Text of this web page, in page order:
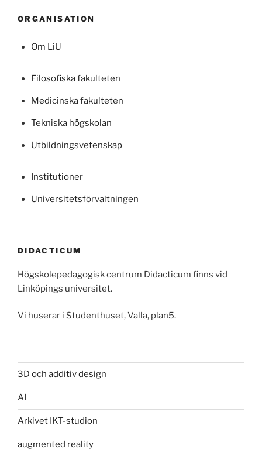
ORGANISATION
Om LiU
Filosofiska fakulteten
Medicinska fakulteten
Tekniska högskolan
Utbildningsvetenskap
Institutioner
Universitetsförvaltningen
DIDACTICUM
Högskolepedagogisk centrum Didacticum finns vid
Linköpings universitet.
Vi huserar i Studenthuset, Valla, plan5.
3D och additiv design
AI
Arkivet IKT-studion
augmented reality